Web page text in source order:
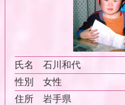
氏名
石川和代
性別
女性
住所
岩手県